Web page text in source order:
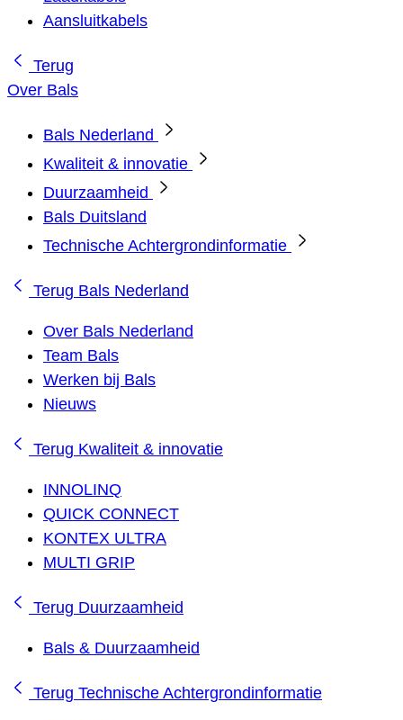
Aansluitkabels
Terug
Over Bals
Bals Nederland
Kwaliteit & innovatie
Duurzaamheid
Bals Duitsland
Technische Achtergrondinformatie
Terug Bals Nederland
Over Bals Nederland
Team Bals
Werken bij Bals
Nieuws
Terug Kwaliteit & innovatie
INNOLINQ
QUICK CONNECT
KONTEX ULTRA
MULTI GRIP
Terug Duurzaamheid
Bals & Duurzaamheid
Terug Technische Achtergrondinformatie